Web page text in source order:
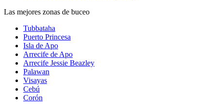
Las mejores zonas de buceo
Tubbataha
Puerto Princesa
Isla de Apo
Arrecife de Apo
Arrecife Jessie Beazley
Palawan
Visayas
Cebú
Corón